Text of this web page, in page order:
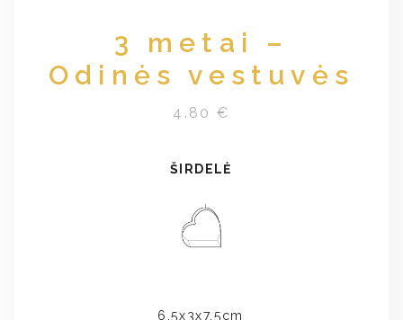
3 metai –
Odinės vestuvės
4.80 €
ŠIRDELĖ
6.5x3x7.5cm